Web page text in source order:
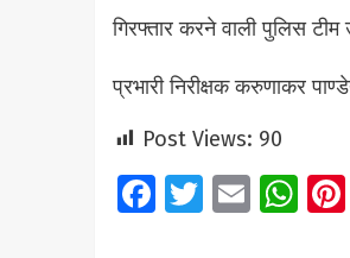
गिरफ्तार करने वाली पुलिस
प्रभारी निरीक्षक करुणाकर
Post Views: 90
Facebook
Twitter
Email